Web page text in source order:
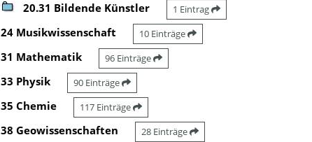
20.31 Bildende Künstler 1 Eintrag
24 Musikwissenschaft 10 Einträge
31 Mathematik 96 Einträge
33 Physik 90 Einträge
35 Chemie 117 Einträge
38 Geowissenschaften 28 Einträge